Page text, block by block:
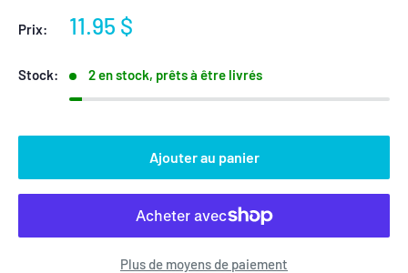
Prix:
Prix
11.95 $
Stock: 2 en stock, prêts à être livrés
Ajouter au panier
Plus de moyens de paiement